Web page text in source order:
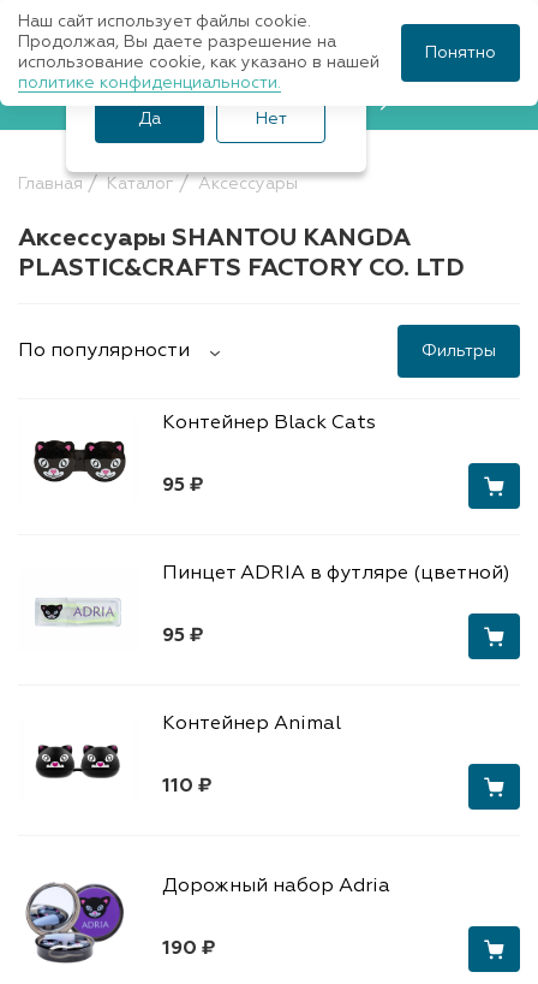
Записаться к врачу
Главная Каталог Аксессуары
Аксессуары SHANTOU KANGDA
PLASTIC&CRAFTS FACTORY CO. LTD
По популярности Фильтры
95 ₽
Контейнер Black Cats
95 ₽
Пинцет ADRIA в футляре (цветной)
110 ₽
Контейнер Animal
190 ₽
Дорожный набор Adria
Ваш город Санкт-
Петербург?
Да Нет
Наш сайт использует файлы cookie.
Продолжая, Вы даете разрешение на
использование cookie, как указано в нашей
политике конфиденциальности.
Понятно